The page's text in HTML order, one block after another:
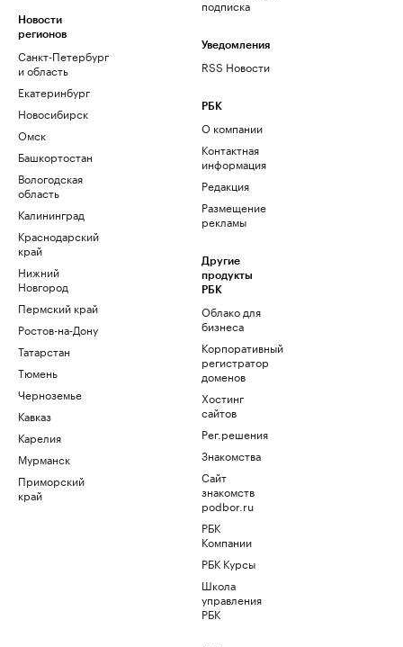
Новости
регионов
Санкт-Петербург
и область
Екатеринбург
Новосибирск
Омск
Башкортостан
Вологодская
область
Калининград
Краснодарский
край
Нижний
Новгород
Пермский край
Ростов-на-Дону
Татарстан
Тюмень
Черноземье
Кавказ
Карелия
Мурманск
Приморский
край
подписка
Уведомления
RSS Новости
РБК
О компании
Контактная
информация
Редакция
Размещение
рекламы
Другие
продукты
РБК
Облако для
бизнеса
Корпоративный
регистратор
доменов
Хостинг
сайтов
Рег.решения
Знакомства
Сайт
знакомств
podbor.ru
РБК
Компании
РБК Курсы
Школа
управления
РБК